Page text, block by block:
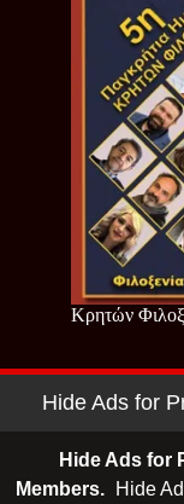
Κρητών
Copyright © 2026 -
Hide Ads for
Hide Ads for
Members.
Hide